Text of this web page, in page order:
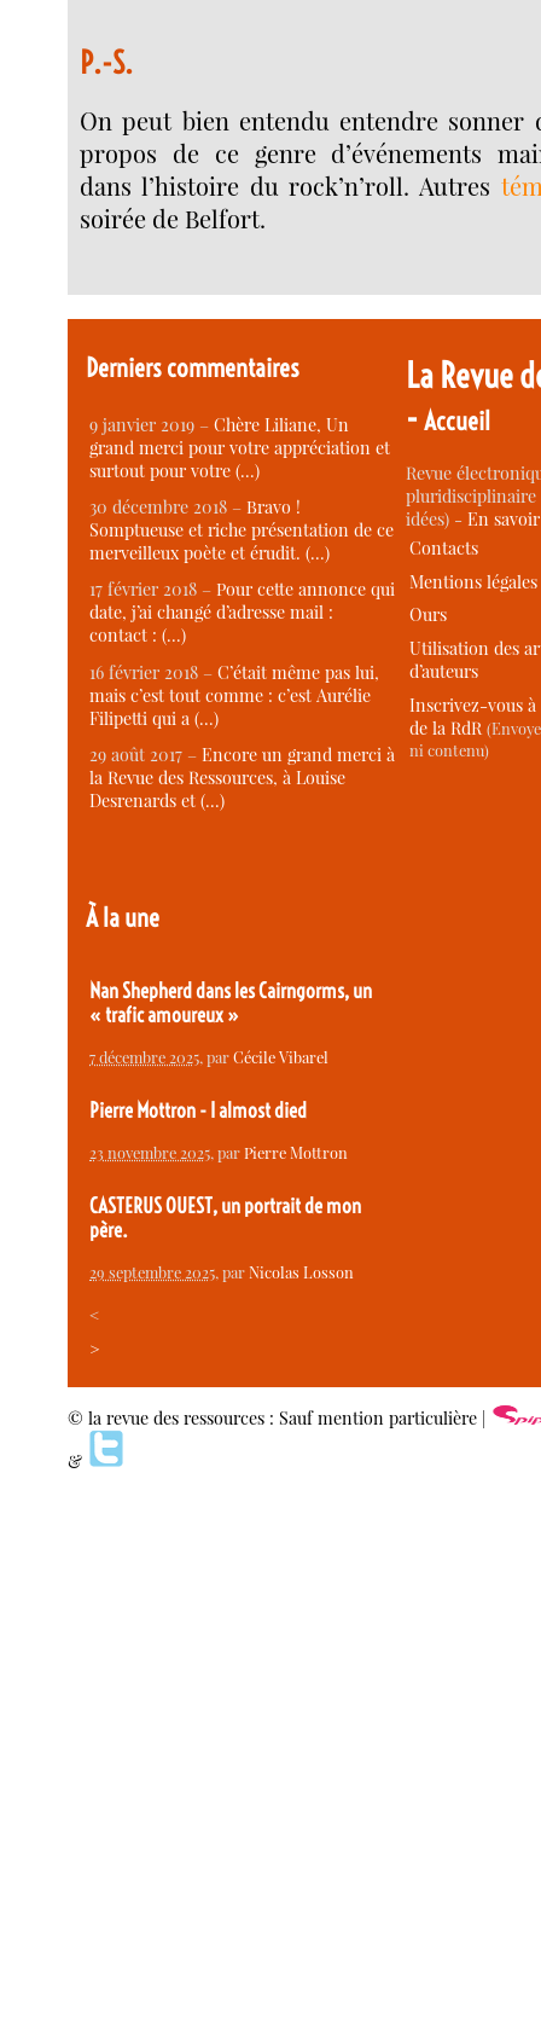
P.-S.
On peut bien entendu entendre sonner
propos de ce genre d’événements
dans l’histoire du rock’n’roll. Autres
soirée de Belfort.
Derniers commentaires
9 janvier 2019 –Chère Liliane, Un
grand merci pour votre appréciation et
surtout pour votre (…)
30 décembre 2018 –Bravo !
Somptueuse et riche présentation de ce
merveilleux poète et érudit. (…)
17 février 2018 –Pour cette annonce qui
date, j’ai changé d’adresse mail :
contact : (…)
16 février 2018 –C’était même pas lui,
mais c’est tout comme : c’est Aurélie
Filipetti qui a (…)
29 août 2017 –Encore un grand merci à
la Revue des Ressources, à Louise
Desrenards et (…)
À la une
Nan Shepherd dans les Cairngorms, un
« trafic amoureux »
7 décembre 2025, parCécile Vibarel
Pierre Mottron - I almost died
23 novembre 2025, parPierre Mottron
CASTERUS OUEST, un portrait de mon
père.
29 septembre 2025, parNicolas Losson
<
>
La Revue
-Accueil
Revue
idées) -En
Contacts
Mentions légales
Ours
Utilisation des
d’auteurs
Inscrivez-vous
de la RdR
ni contenu)
© la revue des ressources : Sauf mention particulière |
&